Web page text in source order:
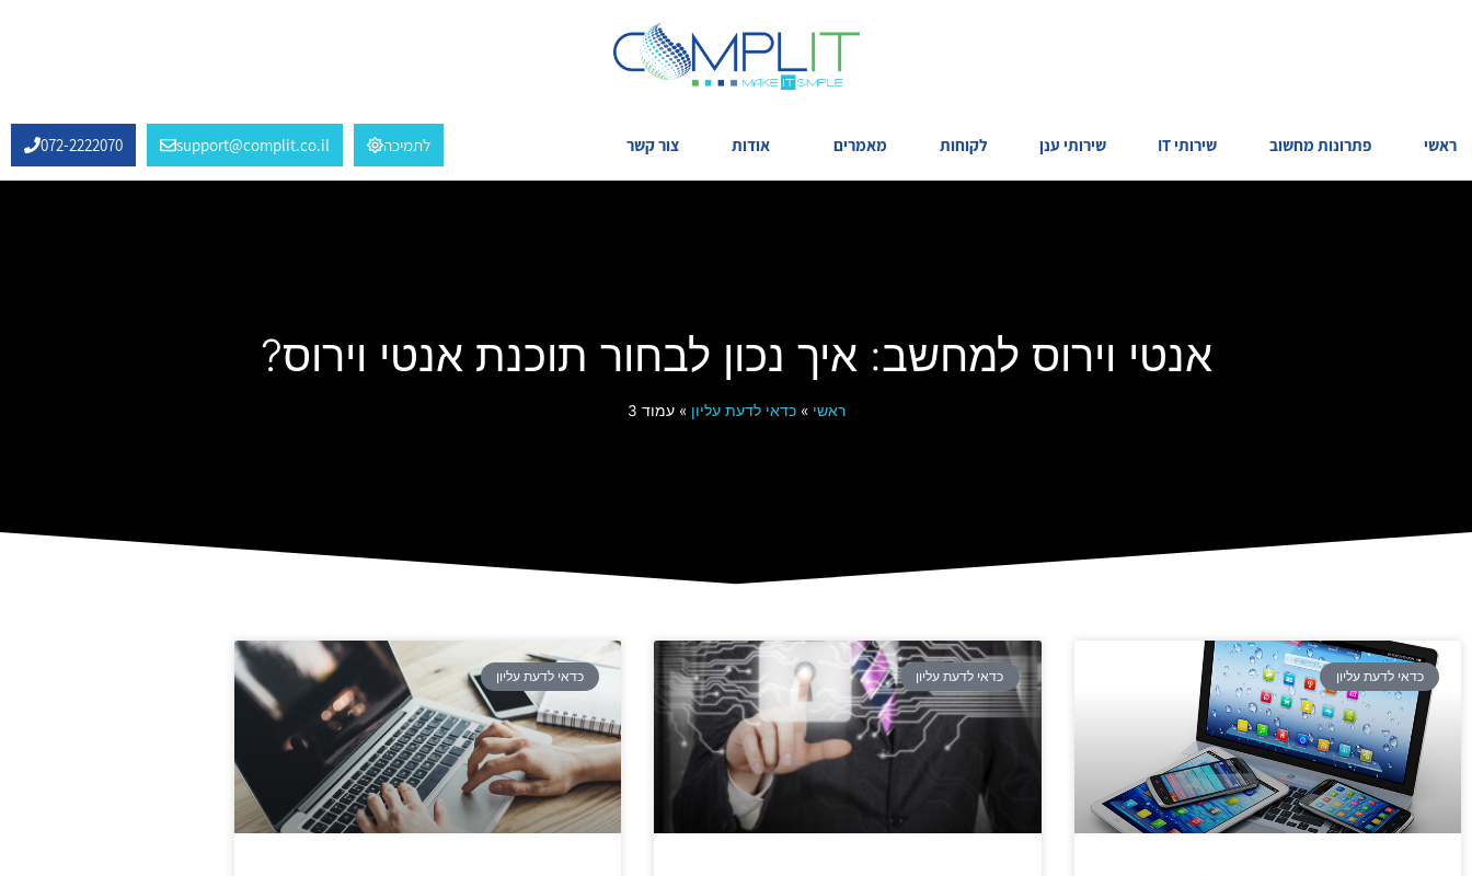
ראשי פתרונות מחשוב שירותי IT שירותי ענן לקוחות מאמרים אודות צור קשר לתמיכה support@complit.co.il
072-2222070
אנטי וירוס למחשב: איך נכון לבחור תוכנת אנטי וירוס?
ראשי »כדאי לדעת עליון »עמוד 3
כדאי לדעת עליון כדאי לדעת עליון כדאי לדעת עליון